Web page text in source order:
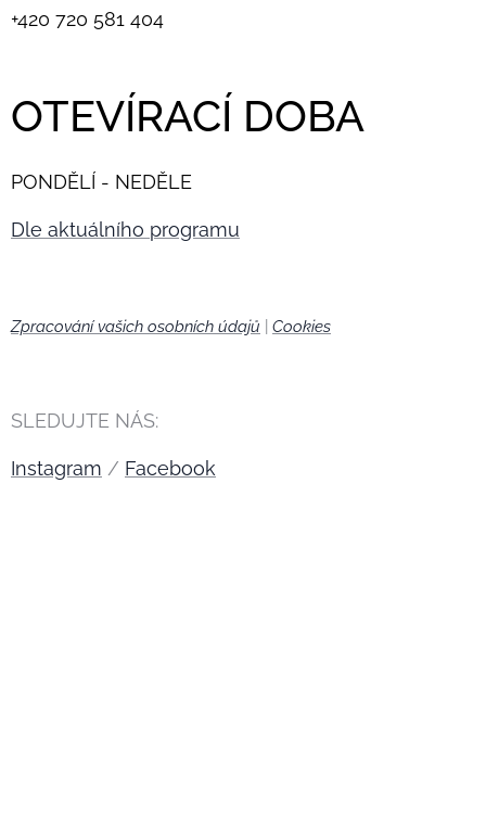
+420 720 581 404
OTEVÍRACÍ DOBA
PONDĚLÍ - NEDĚLE
Dle aktuálního programu
Zpracování vašich osobních údajů Cookies
SLEDUJTE NÁS:
Instagram / Facebook